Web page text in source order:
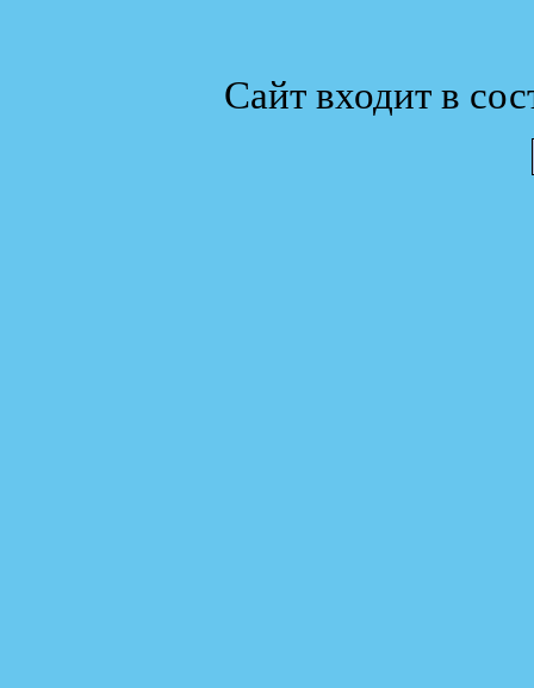
Сайт входит в